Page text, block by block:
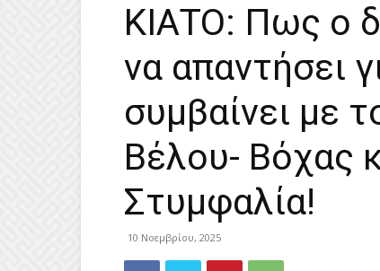
ΚΙΑΤΟ: Πως ο
να απαντήσει
συμβαίνει με
Βέλου- Βόχας
Στυμφαλία!
10 Νοεμβρίου, 2025